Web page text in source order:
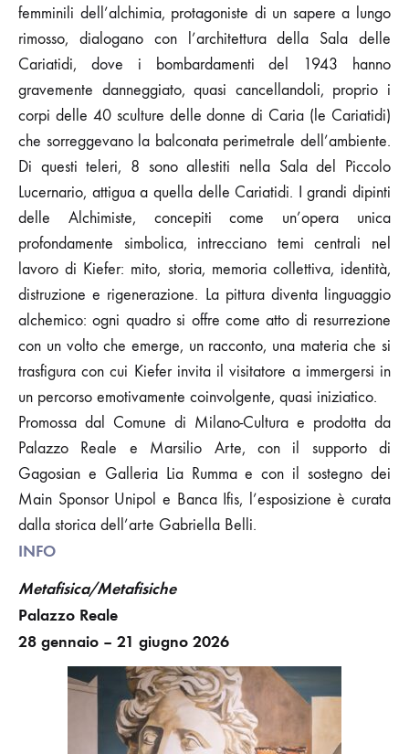
femminili dell’alchimia, protagoniste di un sapere a lungo
rimosso, dialogano con l’architettura della Sala delle
Cariatidi, dove i bombardamenti del 1943 hanno
gravemente danneggiato, quasi cancellandoli, proprio i
corpi delle 40 sculture delle donne di Caria (le Cariatidi)
che sorreggevano la balconata perimetrale dell’ambiente.
Di questi teleri, 8 sono allestiti nella Sala del Piccolo
Lucernario, attigua a quella delle Cariatidi. I grandi dipinti
delle Alchimiste, concepiti come un’opera unica
profondamente simbolica, intrecciano temi centrali nel
lavoro di Kiefer: mito, storia, memoria collettiva, identità,
distruzione e rigenerazione. La pittura diventa linguaggio
alchemico: ogni quadro si offre come atto di resurrezione
con un volto che emerge, un racconto, una materia che si
trasfigura con cui Kiefer invita il visitatore a immergersi in
un percorso emotivamente coinvolgente, quasi iniziatico.
Promossa dal Comune di Milano-Cultura e prodotta da
Palazzo Reale e Marsilio Arte, con il supporto di
Gagosian e Galleria Lia Rumma e con il sostegno dei
Main Sponsor Unipol e Banca Ifis, l’esposizione è curata
dalla storica dell’arte Gabriella Belli.
INFO
Metafisica/Metafisiche
Palazzo Reale
28 gennaio – 21 giugno 2026